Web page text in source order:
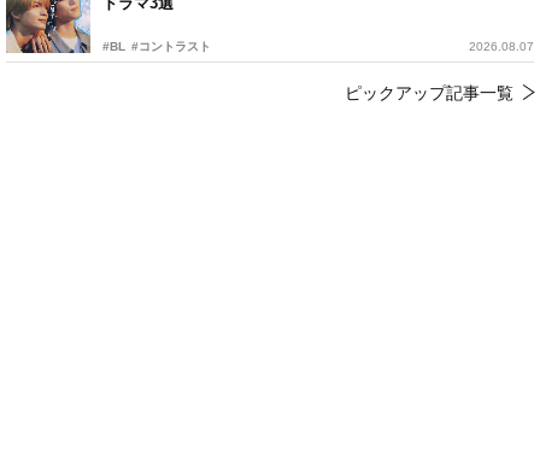
#BL #コントラスト 2026.08.07
ピックアップ記事一覧